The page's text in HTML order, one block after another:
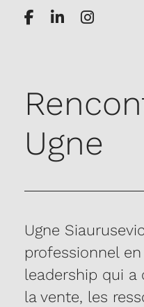
Ugne
Ugne
professionnel
leadership qui a
la vente, les